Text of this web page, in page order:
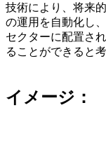
技術により、将来
の運用を自動化し
セクターに配置さ
ることができると
イメージ：